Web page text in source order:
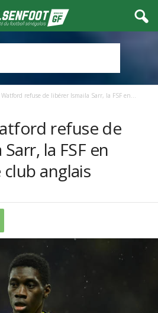
refuse de libérer Ismaila Sarr, la FSF en...
refuse de
la FSF en
anglais